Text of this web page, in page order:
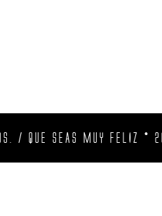
/ QUE SEAS MUY FELIZ ©